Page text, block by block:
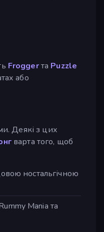
Froggerта Puzzle
або
Деякі з цих
варта того, щоб
ностальгічною
Mania та